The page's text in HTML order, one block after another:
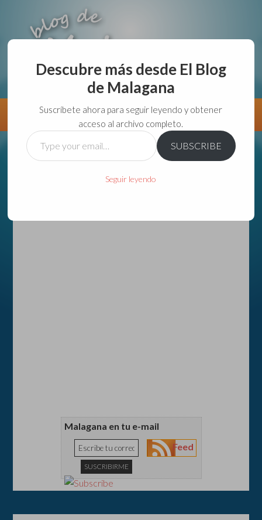
aunque lo haga de malas lo hago....
Información Directorio VivirGuadalajara
Malagana en tu e-mail
Feed
Descubre más desde El Blog
de Malagana
Suscríbete ahora para seguir leyendo y obtener
acceso al archivo completo.
Type
your
SUBSCRIBE
Seguir leyendo